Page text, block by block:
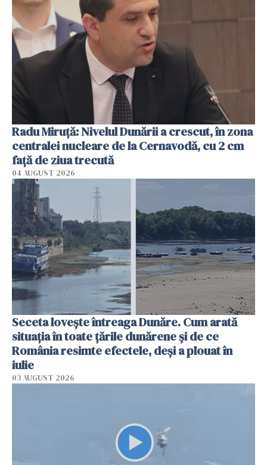
Radu Miruţă: Nivelul Dunării a crescut, în zona
centralei nucleare de la Cernavodă, cu 2 cm
faţă de ziua trecută
04 AUGUST 2026
Seceta lovește întreaga Dunăre. Cum arată
situația în toate țările dunărene și de ce
România resimte efectele, deși a plouat în
iulie
03 AUGUST 2026